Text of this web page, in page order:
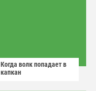
Когда волк попадает в
капкан